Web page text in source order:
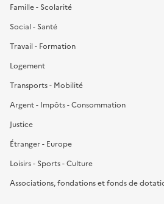
Famille - Scolarité
Social - Santé
Travail - Formation
Logement
Transports - Mobilité
Argent - Impôts - Consommation
Justice
Étranger - Europe
Loisirs - Sports - Culture
Associations, fondations et fonds de